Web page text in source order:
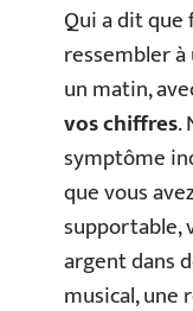
Qui a dit
ressembler à
un matin,
vos chiffres.
symptôme
que vous
supportable,
argent dans
musical, une